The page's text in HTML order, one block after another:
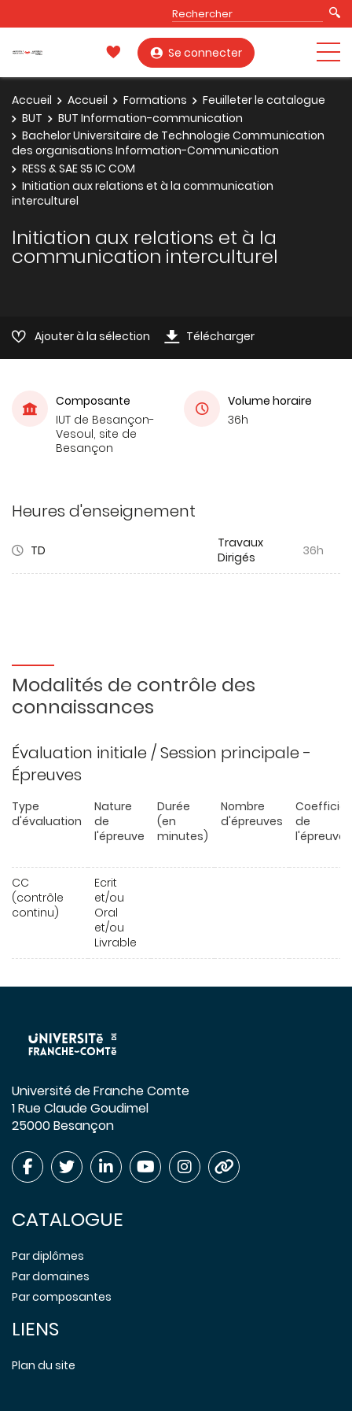
Se connecter
Accueil Accueil Formations
Feuilleter le catalogue
BUT
BUT Information-communication
Bachelor Universitaire de Technologie Communication
des organisations Information-Communication
RESS & SAE S5 IC COM
Initiation aux relations et à la communication
interculturel
Initiation aux relations et à la
communication interculturel
Ajouter à la sélection Télécharger
Composante
IUT de Besançon-
Vesoul, site de
Besançon
Volume horaire
36h
Heures d'enseignement
TD
Travaux
Dirigés
36h
Modalités de contrôle des
connaissances
Évaluation initiale / Session principale -
Épreuves
Type
d'évaluation
Nature
de
l'épreuve
Durée
(en
minutes)
Nombre
d'épreuves
de
l'épreuve
CC
(contrôle
continu)
Ecrit
et/ou
Oral
et/ou
Livrable
Université de Franche Comte
1 Rue Claude Goudimel
25000 Besançon
CATALOGUE
Par diplômes
Par domaines
Par composantes
LIENS
Plan du site